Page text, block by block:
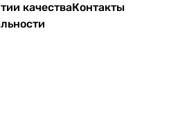
качестваКонтакты